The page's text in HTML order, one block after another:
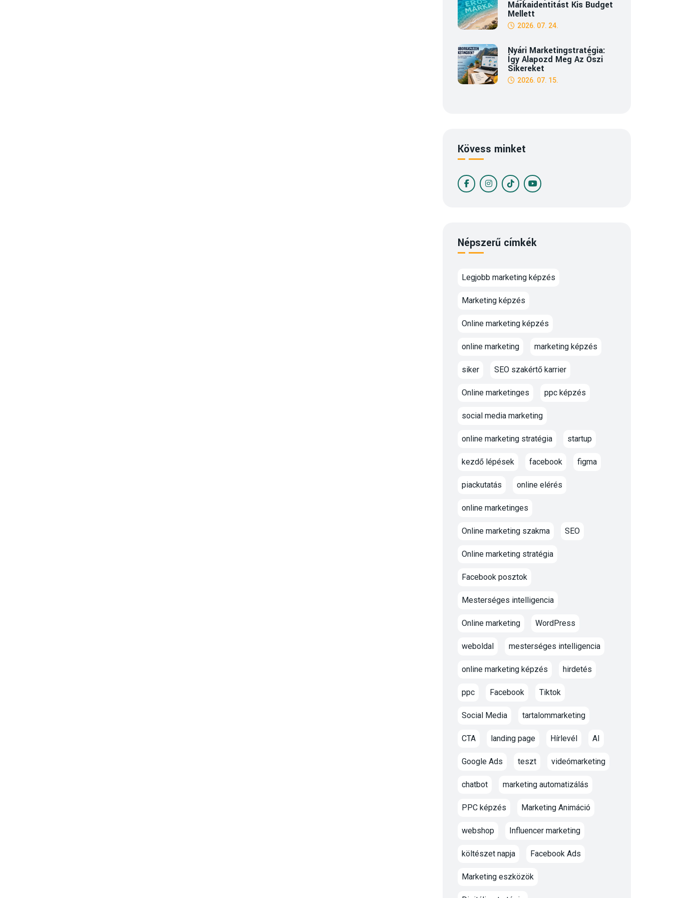
Márkaidentitást Kis Budget
Mellett
2026. 07. 24.
Nyári Marketingstratégia:
Így Alapozd Meg Az Őszi
Sikereket
2026. 07. 15.
Kövess minket
Népszerű címkék
Legjobb marketing képzés
Marketing képzés
Online marketing képzés
online marketing marketing képzés
siker SEO szakértő karrier
Online marketinges ppc képzés
social media marketing
online marketing stratégia startup
kezdő lépések facebook figma
piackutatás online elérés
online marketinges
Online marketing szakma SEO
Online marketing stratégia
Facebook posztok
Mesterséges intelligencia
Online marketing WordPress
weboldal mesterséges intelligencia
online marketing képzés hirdetés
ppc Facebook Tiktok
Social Media tartalommarketing
CTA landing page Hírlevél AI
Google Ads teszt videómarketing
chatbot marketing automatizálás
PPC képzés Marketing Animáció
webshop Influencer marketing
költészet napja Facebook Ads
Marketing eszközök